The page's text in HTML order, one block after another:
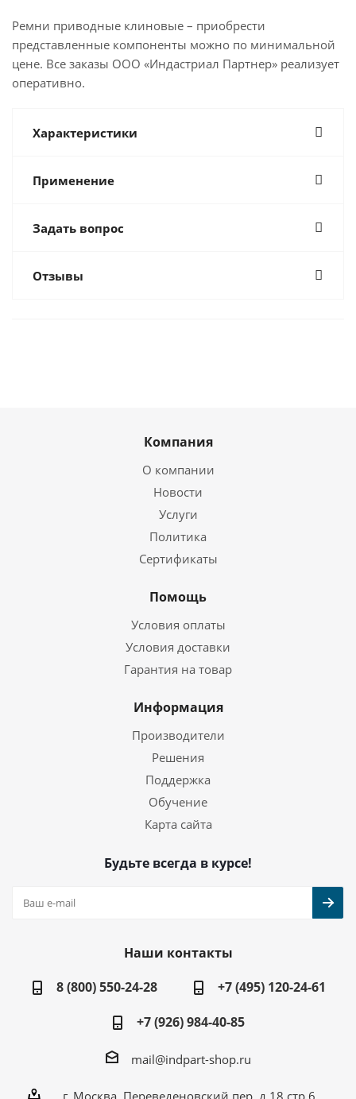
Ремни приводные клиновые – приобрести
представленные компоненты можно по минимальной
цене. Все заказы ООО «Индастриал Партнер» реализует
оперативно.
Характеристики
Применение
Задать вопрос
Отзывы
Компания
О компании
Новости
Услуги
Политика
Сертификаты
Помощь
Условия оплаты
Условия доставки
Гарантия на товар
Информация
Производители
Решения
Поддержка
Обучение
Карта сайта
Будьте всегда в курсе!
Наши контакты
8 (800) 550-24-28
+7 (495) 120-24-61
+7 (926) 984-40-85
mail@indpart-shop.ru
г. Москва, Переведеновский пер, д.18 стр.6,